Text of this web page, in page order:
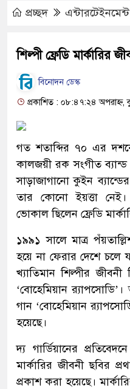
প্রচ্ছদ এন্টারটেইনমেন্ট
শিল্পী ফ্রেডি মার্কারির
বিনোদন ডেস্ক
প্রকাশিত : ০৮:৪৭:২৪ অপরাহ্ন,
গত শতাব্দির ৭০ এর
কালজয়ী রক সংগীত
সাড়াজাগানো কুইন
তার কোনো ইয়ত্তা নেই।
ভোকাল ছিলেন ফ্রেডি
১৯৯১ সালে মাত্র
হয়ে না ফেরার দেশে চলে
খ্যাতিমান শিল্পীর জীবনী
‘বোহেমিয়ান
গান ‘বোহেমিয়ান
হয়েছে।
দ্য গার্ডিয়ানের
মার্কারির জীবনী ছবির
প্রকাশ করা হয়েছে।